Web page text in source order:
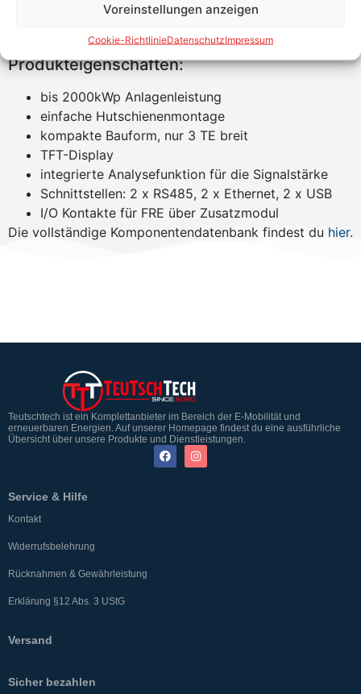
Voreinstellungen anzeigen
Cookie-RichtlinieDatenschutzImpressum
Seriennummer der zu bespielenden Solar-Log Base
Produkteigenschaften:
bis 2000kWp Anlagenleistung
einfache Hutschienenmontage
kompakte Bauform, nur 3 TE breit
TFT-Display
integrierte Analysefunktion für die Signalstärke
Schnittstellen: 2 x RS485, 2 x Ethernet, 2 x USB
I/O Kontakte für FRE über Zusatzmodul
Die vollständige Komponentendatenbank findest du hier.
Teutschtech ist ein Komplettanbieter im Bereich der E-Mobilität und
erneuerbaren Energien. Auf unserer Homepage findest du eine ausführliche
Übersicht über unsere Produkte und Dienstleistungen.
Service & Hilfe
Kontakt
Widerrufsbelehrung
Rücknahmen & Gewährleistung
Erklärung §12 Abs. 3 UStG
Versand
Sicher bezahlen